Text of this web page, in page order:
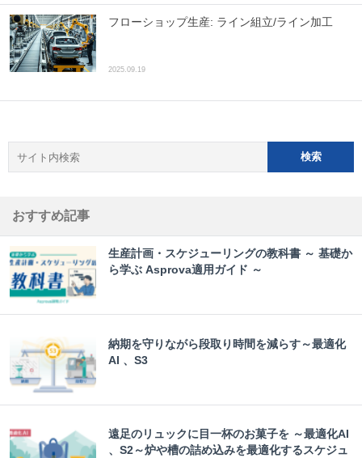
フローショップ生産: ライン組立/ライン加工
2025.09.19
おすすめ記事
生産計画・スケジューリングの教科書 ～ 基礎か
ら学ぶ Asprova適用ガイド ～
納期を守りながら段取り時間を減らす～最適化
AI 、S3
遠足のリュックに目一杯のお菓子を ～最適化AI
、S2～炉や槽の詰め込みを最適化するスケジュ